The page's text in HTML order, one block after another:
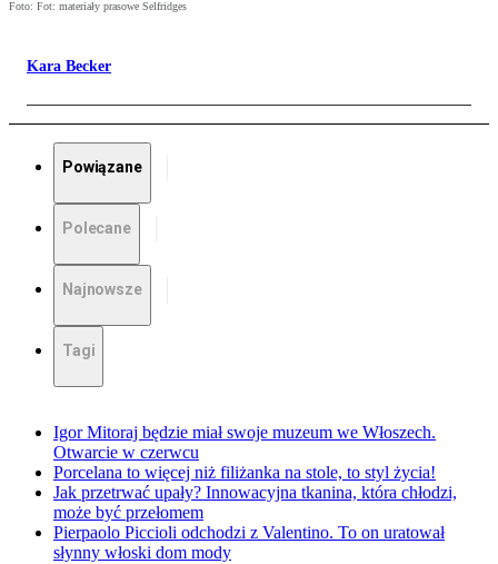
Foto: Fot: materiały prasowe Selfridges
Kara Becker
Powiązane
Polecane
Najnowsze
Tagi
Igor Mitoraj będzie miał swoje muzeum we Włoszech.
Otwarcie w czerwcu
Porcelana to więcej niż filiżanka na stole, to styl życia!
Jak przetrwać upały? Innowacyjna tkanina, która chłodzi,
może być przełomem
Pierpaolo Piccioli odchodzi z Valentino. To on uratował
słynny włoski dom mody